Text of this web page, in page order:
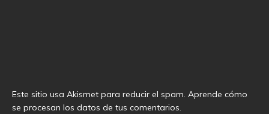
Este sitio usa Akismet para reducir el spam. Aprende cómo
se procesan los datos de tus comentarios.